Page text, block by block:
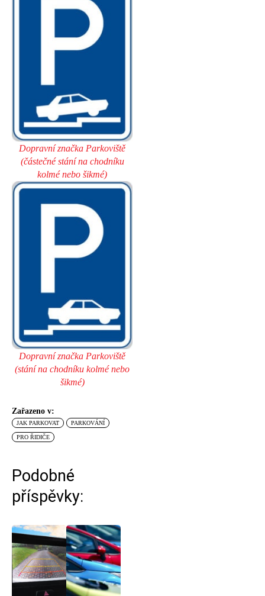
Dopravní značka Parkoviště
(částečné stání na chodníku
kolmé nebo šikmé)
Dopravní značka Parkoviště
(stání na chodníku kolmé nebo
šikmé)
Zařazeno v:
JAK PARKOVAT PARKOVÁNÍ
PRO ŘIDIČE
Podobné
příspěvky: